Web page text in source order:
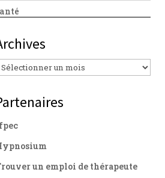
un emploi de thérapeute